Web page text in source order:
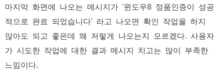
마지막 화면에 나오는 메시지가 '윈도우8 정품인증이 성공
적으로 완료 되었습니다' 라고 나오면 확인 작업을 하지
않아도 되고 좋은데 왜 저렇게 나오는지 모르겠다. 사용자
가 시도한 작업에 대한 결과 메시지 치고는 많이 부족한
느낌이다.